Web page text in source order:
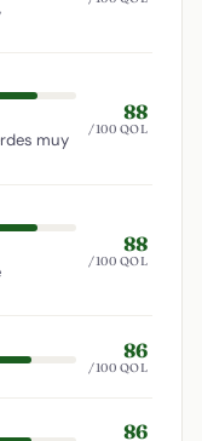
muy
88
/100 QOL
88
/100 QOL
86
/100 QOL
86